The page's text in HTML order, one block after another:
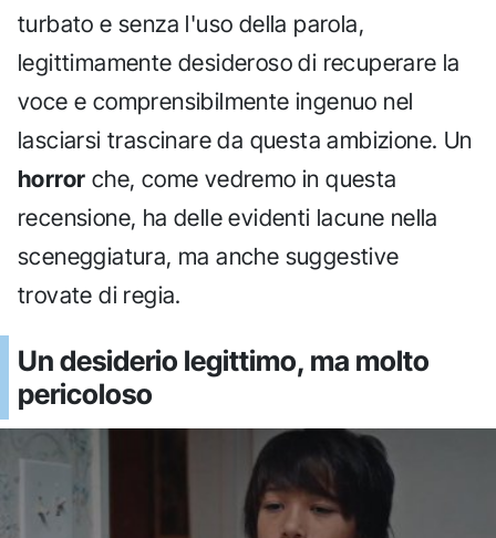
turbato e senza l'uso della parola,
legittimamente desideroso di recuperare la
voce e comprensibilmente ingenuo nel
lasciarsi trascinare da questa ambizione. Un
horror che, come vedremo in questa
recensione, ha delle evidenti lacune nella
sceneggiatura, ma anche suggestive
trovate di regia.
Un desiderio legittimo, ma molto
pericoloso